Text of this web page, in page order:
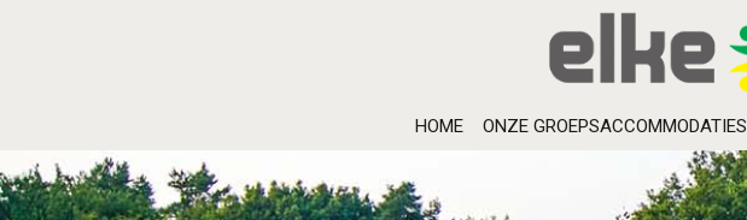
HOME ONZE GROEPSACCOMMODATIES